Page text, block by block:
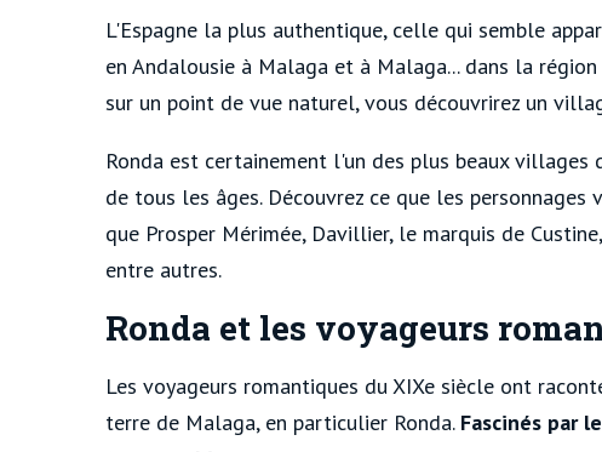
L'Espagne la plus authentique, celle qui semble
en Andalousie à Malaga et à Malaga... dans la
sur un point de vue naturel, vous découvrirez un
Ronda est certainement l'un des plus beaux villages
de tous les âges. Découvrez ce que les
que Prosper Mérimée, Davillier, le marquis de
entre autres.
Ronda et les voyageurs
Les voyageurs romantiques du XIXe siècle ont
terre de Malaga, en particulier Ronda. Fascinés par